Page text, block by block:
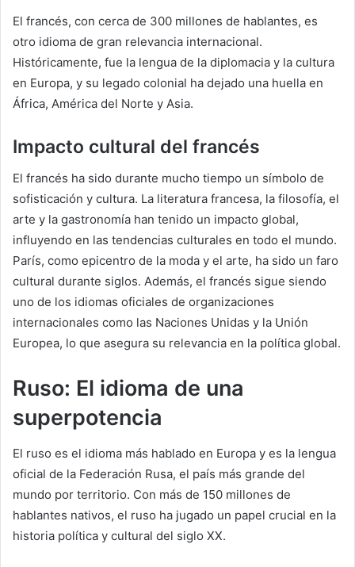
El francés, con cerca de 300 millones de hablantes, es
otro idioma de gran relevancia internacional.
Históricamente, fue la lengua de la diplomacia y la cultura
en Europa, y su legado colonial ha dejado una huella en
África, América del Norte y Asia.
Impacto cultural del francés
El francés ha sido durante mucho tiempo un símbolo de
sofisticación y cultura. La literatura francesa, la filosofía, el
arte y la gastronomía han tenido un impacto global,
influyendo en las tendencias culturales en todo el mundo.
París, como epicentro de la moda y el arte, ha sido un faro
cultural durante siglos. Además, el francés sigue siendo
uno de los idiomas oficiales de organizaciones
internacionales como las Naciones Unidas y la Unión
Europea, lo que asegura su relevancia en la política global.
Ruso: El idioma de una
superpotencia
El ruso es el idioma más hablado en Europa y es la lengua
oficial de la Federación Rusa, el país más grande del
mundo por territorio. Con más de 150 millones de
hablantes nativos, el ruso ha jugado un papel crucial en la
historia política y cultural del siglo XX.